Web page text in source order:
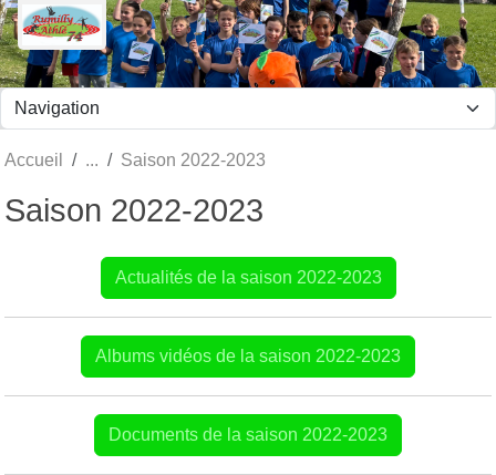
Accueil Saison 2022-2023
Saison 2022-2023
Actualités de la saison 2022-2023
Albums vidéos de la saison 2022-2023
Documents de la saison 2022-2023
Panneau de gestion des cookies